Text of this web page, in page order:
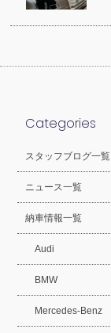
Categories
スタッフブログ一覧
ニュース一覧
納車情報一覧
Audi
BMW
Mercedes-Benz